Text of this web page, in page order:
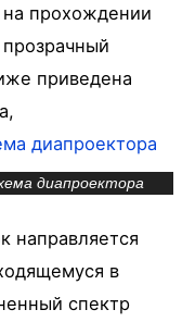
на прохождении
приведена
диапроектора
направляется
в
спектр